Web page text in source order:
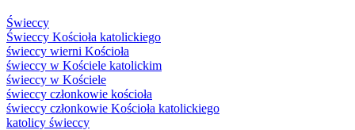
Świeccy
Świeccy Kościoła katolickiego
świeccy wierni Kościoła
świeccy w Kościele katolickim
świeccy w Kościele
świeccy członkowie kościoła
świeccy członkowie Kościoła katolickiego
katolicy świeccy